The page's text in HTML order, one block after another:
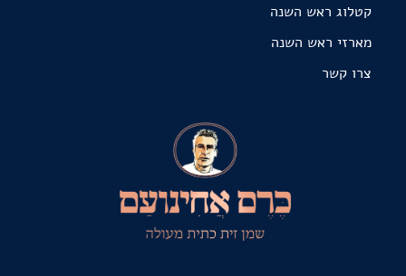
קטלוג ראש השנה
מארזי ראש השנה
צרו קשר